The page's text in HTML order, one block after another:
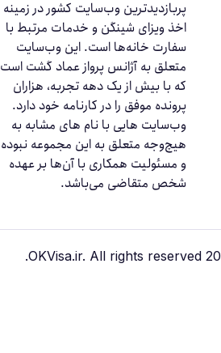
پربازدیدترین وب‌سایت کشور در زمینه
اخذ ویزای شینگن و خدمات مرتبط با
سفارت‌ خانه‌ها است. این وب‌سایت
متعلق به آژانس پرواز عماد گشت است
که با بیش از یک دهه تجربه، هزاران
پرونده موفق را در کارنامه خود دارد.
وب‌سایت‌ هایی با نام‌ های مشابه به
هیچ‌وجه متعلق به این مجموعه نبوده
و مسئولیت همکاری با آن‌ها بر عهده
شخص متقاضی می‌باشد.